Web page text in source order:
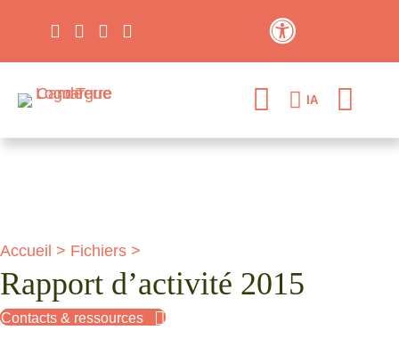
IA
Accueil > Fichiers >
Rapport d’activité 2015
Contacts & ressources